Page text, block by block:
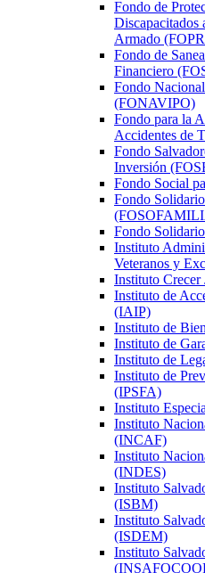
Fondo de
Discapacitados
Armado
Fondo de
Financiero
Fondo
(FONAVIPO)
Fondo para la
Accidentes de
Fondo
Inversión
Fondo Social
Fondo
Fondo
Instituto
Veteranos y
Instituto Crecer
Instituto de
(IAIP)
Instituto de
Instituto de
Instituto de
Instituto de
(IPSFA)
Instituto
Instituto
(INCAF)
Instituto
(INDES)
Instituto
(ISBM)
Instituto
(ISDEM)
Instituto